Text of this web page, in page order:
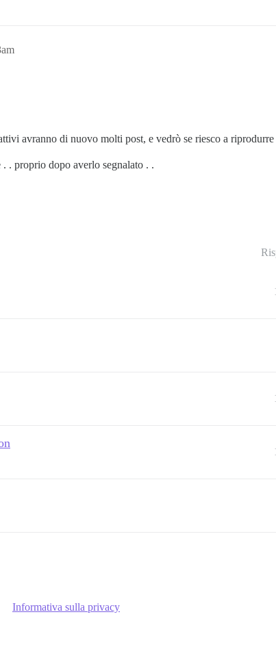
avranno di nuovo molti post, e vedrò se riesco a
. proprio dopo averlo segnalato . .
Informativa sulla privacy